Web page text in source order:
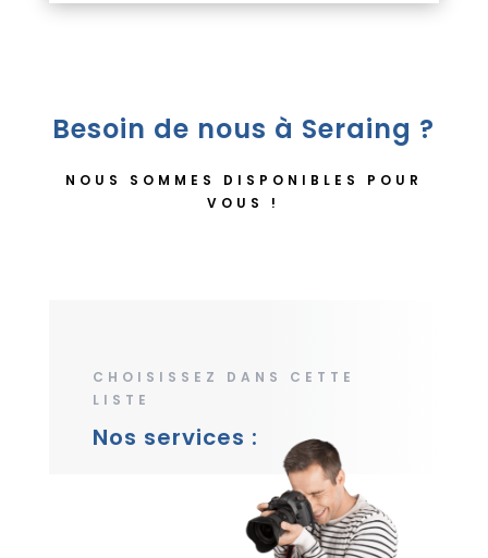
Besoin de nous à Seraing ?
NOUS SOMMES DISPONIBLES POUR
VOUS !
CHOISISSEZ DANS CETTE
LISTE
Nos services :